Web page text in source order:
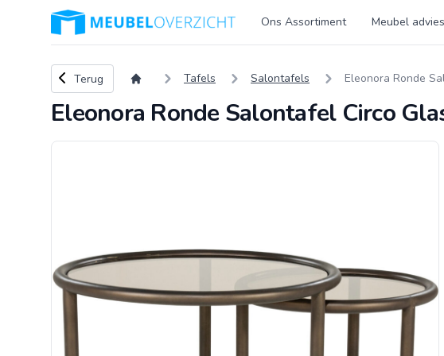
Logo Meubeloverzicht.nl Ons Assortiment Meubel advies
Terug naar overzicht
Terug Tafels Salontafels Eleonora Ronde
Eleonora Ronde Salontafel Circo